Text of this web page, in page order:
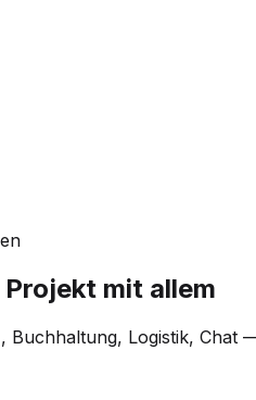
mit allem
Buchhaltung, Logistik,